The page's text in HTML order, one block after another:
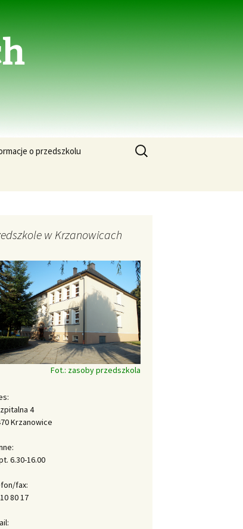
o przedszkolu
Szukaj:
w Krzanowicach
Fot.: zasoby przedszkola
4
Krzanowice
6.30-16.00
fax:
80 17